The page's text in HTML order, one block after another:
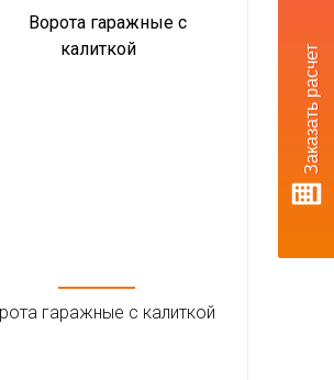
Заказать расчет
гаражные с калиткой